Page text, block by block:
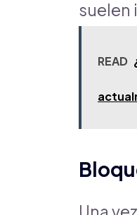
suelen
READ
Una